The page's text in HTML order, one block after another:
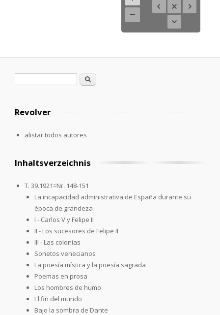
Formulario de búsqueda
Buscar
Revolver
alistar todos autores
Inhaltsverzeichnis
T. 39.1921=Nr. 148-151
La incapacidad administrativa de España durante su
época de grandeza
I - Carlos V y Felipe II
II - Los sucesores de Felipe II
III - Las colonias
Sonetos venecianos
La poesía mística y la poesía sagrada
Poemas en prosa
Los hombres de humo
El fin del mundo
Bajo la sombra de Dante